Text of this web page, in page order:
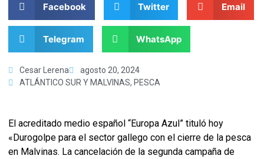
Facebook Twitter Email
Telegram WhatsApp
Cesar Lerena
agosto 20, 2024
ATLÁNTICO SUR Y MALVINAS, PESCA
El acreditado medio español “Europa Azul” tituló hoy
«Durogolpe para el sector gallego con el cierre de la pesca
en Malvinas. La cancelación de la segunda campaña de